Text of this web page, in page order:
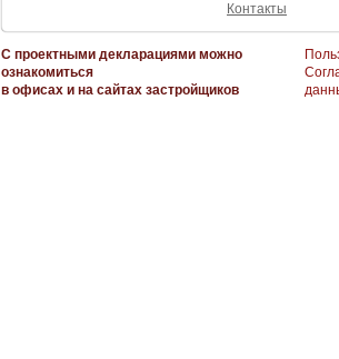
Контакты
С проектными декларациями можно
ознакомиться
в офисах и на сайтах застройщиков